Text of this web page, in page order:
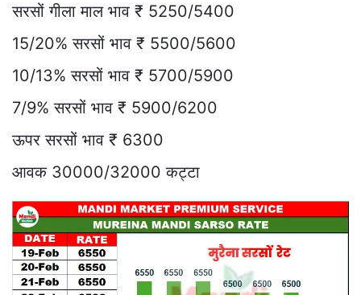
सरसों गीला माल भाव ₹ 5250/5400
15/20% सरसों भाव ₹ 5500/5600
10/13% सरसों भाव ₹ 5700/5900
7/9% सरसों भाव ₹ 5900/6200
ऊपर सरसों भाव ₹ 6300
आवक 30000/32000 कट्टा